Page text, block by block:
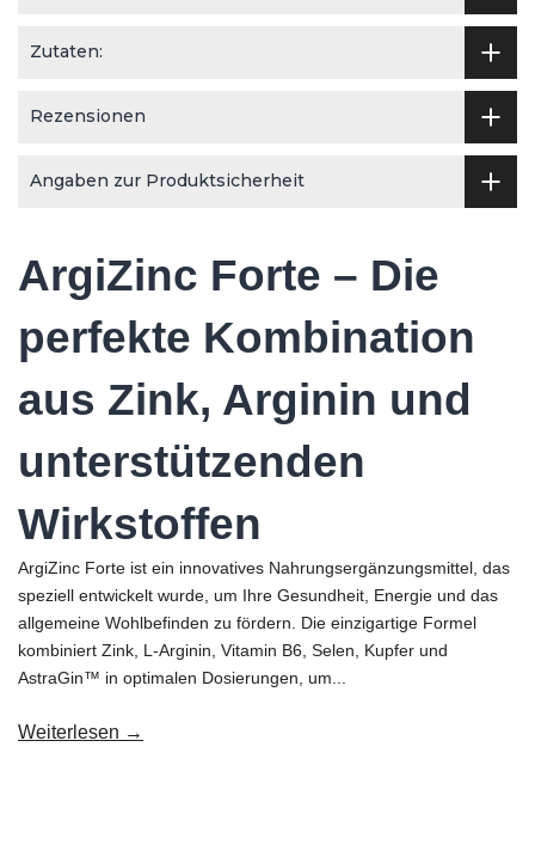
Zutaten:
Rezensionen
Angaben zur Produktsicherheit
ArgiZinc Forte – Die
perfekte Kombination
aus Zink, Arginin und
unterstützenden
Wirkstoffen
ArgiZinc Forte ist ein innovatives Nahrungsergänzungsmittel, das
speziell entwickelt wurde, um Ihre Gesundheit, Energie und das
allgemeine Wohlbefinden zu fördern. Die einzigartige Formel
kombiniert Zink, L-Arginin, Vitamin B6, Selen, Kupfer und
AstraGin™ in optimalen Dosierungen, um...
Weiterlesen →